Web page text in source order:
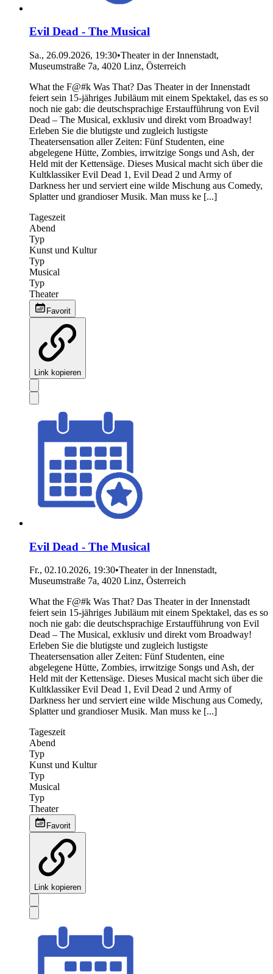
Evil Dead - The Musical
Sa., 26.09.2026, 19:30•Theater in der Innenstadt,
Museumstraße 7a, 4020 Linz, Österreich
What the F@#k Was That? Das Theater in der Innenstadt
feiert sein 15-jähriges Jubiläum mit einem Spektakel, das es so
noch nie gab: die deutschsprachige Erstaufführung von Evil
Dead – The Musical, exklusiv und direkt vom Broadway!
Erleben Sie die blutigste und zugleich lustigste
Theatersensation aller Zeiten: Fünf Studenten, eine
abgelegene Hütte, Zombies, irrwitzige Songs und Ash, der
Held mit der Kettensäge. Dieses Musical macht sich über die
Kultklassiker Evil Dead 1, Evil Dead 2 und Army of
Darkness her und serviert eine wilde Mischung aus Comedy,
Splatter und grandioser Musik. Man muss ke [...]
Tageszeit
Abend
Typ
Kunst und Kultur
Typ
Musical
Typ
Theater
Favorit
Link kopieren
Evil Dead - The Musical
Fr., 02.10.2026, 19:30•Theater in der Innenstadt,
Museumstraße 7a, 4020 Linz, Österreich
What the F@#k Was That? Das Theater in der Innenstadt
feiert sein 15-jähriges Jubiläum mit einem Spektakel, das es so
noch nie gab: die deutschsprachige Erstaufführung von Evil
Dead – The Musical, exklusiv und direkt vom Broadway!
Erleben Sie die blutigste und zugleich lustigste
Theatersensation aller Zeiten: Fünf Studenten, eine
abgelegene Hütte, Zombies, irrwitzige Songs und Ash, der
Held mit der Kettensäge. Dieses Musical macht sich über die
Kultklassiker Evil Dead 1, Evil Dead 2 und Army of
Darkness her und serviert eine wilde Mischung aus Comedy,
Splatter und grandioser Musik. Man muss ke [...]
Tageszeit
Abend
Typ
Kunst und Kultur
Typ
Musical
Typ
Theater
Favorit
Link kopieren